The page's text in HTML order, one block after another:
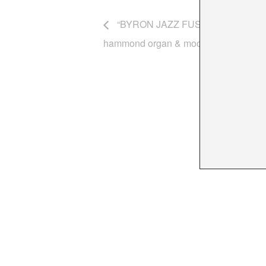
“BYRON JAZZ FUSION Jules Le
hammond organ & moog / Thomas